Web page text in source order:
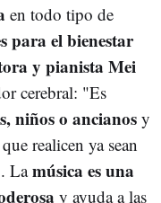
en todo tipo de
para el bienestar
y pianista Mei
cerebral: "Es
niños o ancianos y
realicen ya sean
Lamúsica es una
y ayuda a las